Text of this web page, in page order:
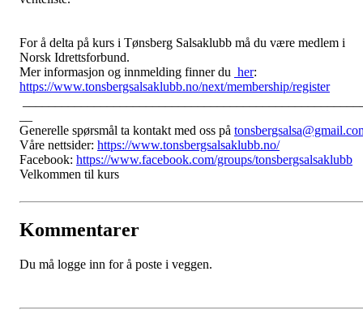
For å delta på kurs i Tønsberg Salsaklubb må du være medlem i
Norsk Idrettsforbund.
Mer informasjon og innmelding finner du her:
https://www.tonsbergsalsaklubb.no/next/membership/register
Generelle spørsmål ta kontakt med oss på
Våre nettsider: https://www.tonsbergsalsaklubb.no/
Facebook: https://www.facebook.com/groups/tonsbergsalsaklubb
Velkommen til kurs
Kommentarer
Du må logge inn for å poste i veggen.